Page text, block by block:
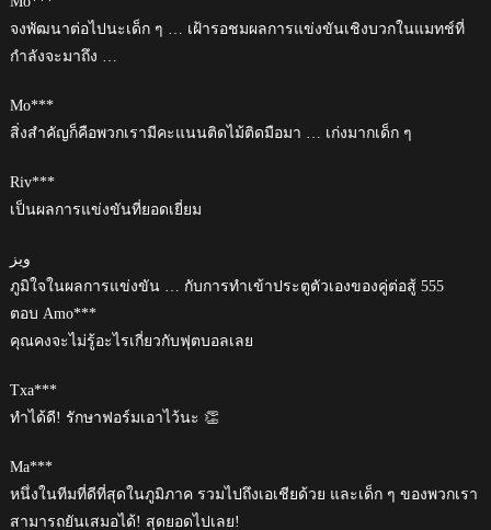
จงพัฒนาต่อไปนะเด็ก ๆ … เฝ้ารอชมผลการแข่งขันเชิงบวกในแมทช์ที่
กำลังจะมาถึง …
Mo***
สิ่งสำคัญก็คือพวกเรามีคะแนนติดไม้ติดมือมา … เก่งมากเด็ก ๆ
Riv***
เป็นผลการแข่งขันที่ยอดเยี่ยม
ويز
ภูมิใจในผลการแข่งขัน … กับการทำเข้าประตูตัวเองของคู่ต่อสู้ 555
ตอบ Amo***
คุณคงจะไม่รู้อะไรเกี่ยวกับฟุตบอลเลย
Txa***
ทำได้ดี! รักษาฟอร์มเอาไว้นะ 👏
Ma***
หนึ่งในทีมที่ดีที่สุดในภูมิภาค รวมไปถึงเอเชียด้วย และเด็ก ๆ ของพวกเรา
สามารถยันเสมอได้! สุดยอดไปเลย!